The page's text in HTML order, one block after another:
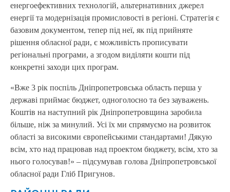
енергоефективних технологій, альтернативних джерел
енергії та модернізація промисловості в регіоні. Стратегія є
базовим документом, тепер під неї, як під прийняте
рішення обласної ради, є можливість прописувати
регіональні програми, а згодом виділяти кошти під
конкретні заходи цих програм.
«Вже 3 рік поспіль Дніпропетровська область перша у
державі приймає бюджет, одноголосно та без зауважень.
Коштів на наступний рік Дніпропетровщина заробила
більше, ніж за минулий. Усі їх ми спрямуємо на розвиток
області за високими європейськими стандартами! Дякую
всім, хто над працював над проектом бюджету, всім, хто за
нього голосував!» – підсумував голова Дніпропетровської
обласної ради Гліб Пригунов.